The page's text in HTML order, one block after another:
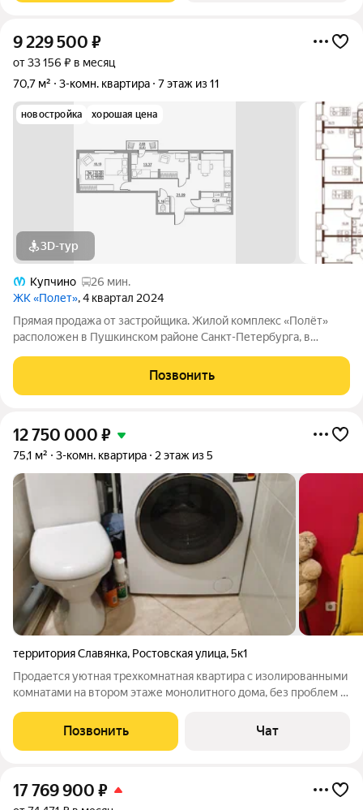
9 229 500 ₽
от 33 156 ₽ в месяц
70,7 м²
3-комн. квартира 7 этаж из 11
новостройка хорошая цена
3D-тур
Купчино
26 мин.
ЖК «Полет», 4 квартал 2024
Прямая продажа от застройщика. Жилой кoмплeкc «Полёт»
расположен в Пушкинском районе Санкт-Петербурга, в
переменной этажности от 5 до 11 этажей. Для автомобилистов
построен отдельно стоящий
Позвонить
12 750 000 ₽
75,1 м² 3-комн. квартира 2 этаж из 5
территория Славянка, Ростовская улица,5к1
Продается уютная трехкомнатная квартира с изолированными
комнатами на втором этаже монолитного дома, без проблем с
хороший ремонт, что позволяет сразу въехать и жить без
дополнительных
Позвонить Чат
17 769 900 ₽